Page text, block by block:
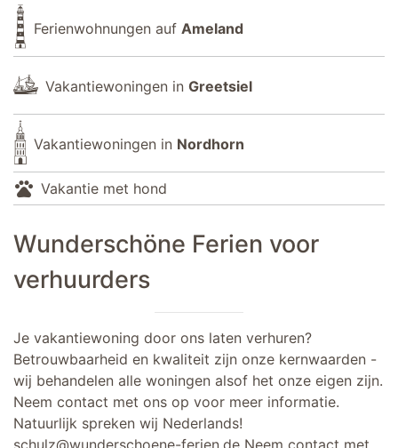
Ferienwohnungen auf Ameland
Vakantiewoningen in Greetsiel
Vakantiewoningen in Nordhorn
pets Vakantie met hond
Wunderschöne Ferien voor
verhuurders
Je vakantiewoning door ons laten verhuren?
Betrouwbaarheid en kwaliteit zijn onze kernwaarden -
wij behandelen alle woningen alsof het onze eigen zijn.
Neem contact met ons op voor meer informatie.
Natuurlijk spreken wij Nederlands!
schulz@wunderschoene-ferien.de Neem contact met